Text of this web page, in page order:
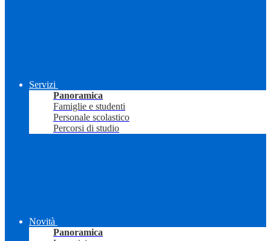
Servizi
Panoramica
Famiglie e studenti
Personale scolastico
Percorsi di studio
Novità
Panoramica